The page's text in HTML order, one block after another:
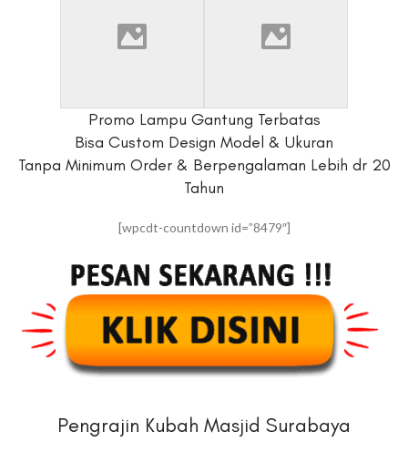
Promo Lampu Gantung Terbatas
Bisa Custom Design Model & Ukuran
Tanpa Minimum Order & Berpengalaman Lebih dr 20
Tahun
[wpcdt-countdown id=”8479″]
Pengrajin Kubah Masjid Surabaya